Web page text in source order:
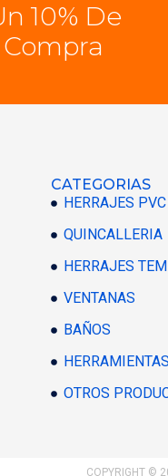
10% De
CATEGORIAS
HERRAJES PVC
QUINCALLERIA
HERRAJES
VENTANAS
BAÑOS
HERRAMIENTAS
OTROS
COPYRIGHT ©